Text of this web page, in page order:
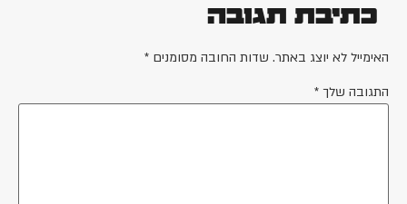
כתיבת תגובה
האימייל לא יוצג באתר. שדות החובה מסומנים *
התגובה שלך *